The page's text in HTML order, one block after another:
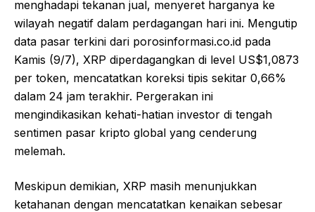
menghadapi tekanan jual, menyeret harganya ke
wilayah negatif dalam perdagangan hari ini. Mengutip
data pasar terkini dari porosinformasi.co.id pada
Kamis (9/7), XRP diperdagangkan di level US$1,0873
per token, mencatatkan koreksi tipis sekitar 0,66%
dalam 24 jam terakhir. Pergerakan ini
mengindikasikan kehati-hatian investor di tengah
sentimen pasar kripto global yang cenderung
melemah.
Meskipun demikian, XRP masih menunjukkan
ketahanan dengan mencatatkan kenaikan sebesar